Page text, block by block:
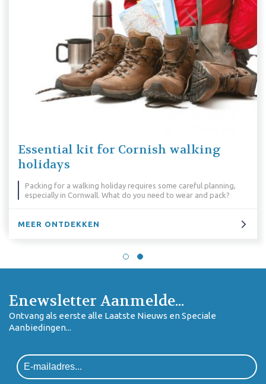
Essential kit for Cornish walking
holidays
Packing for a walking holiday requires some careful planning,
especially in Cornwall. What do you need to wear and pack?
MEER ONTDEKKEN
Enewsletter Aanmelde...
Ontvang als eerste alle Laatste Nieuws en Speciale
Aanbiedingen...